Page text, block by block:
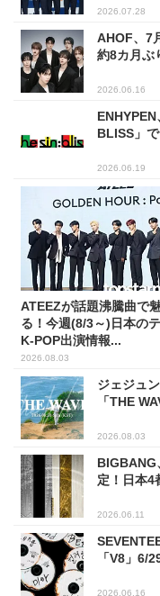
2026.07.28
AHOF、7
約8カ月ぶ
2026.06.16
BLISS」
2026.06.19
ATEEZが話題沸騰曲で
る！今週(8/3～)日本の
K-POP出演情報...
2026.08.03
ジェジュ
「THE
2026.08.03
BIGBANG
定！日本4
2026.06.11
「V8」6/
2026.06.16